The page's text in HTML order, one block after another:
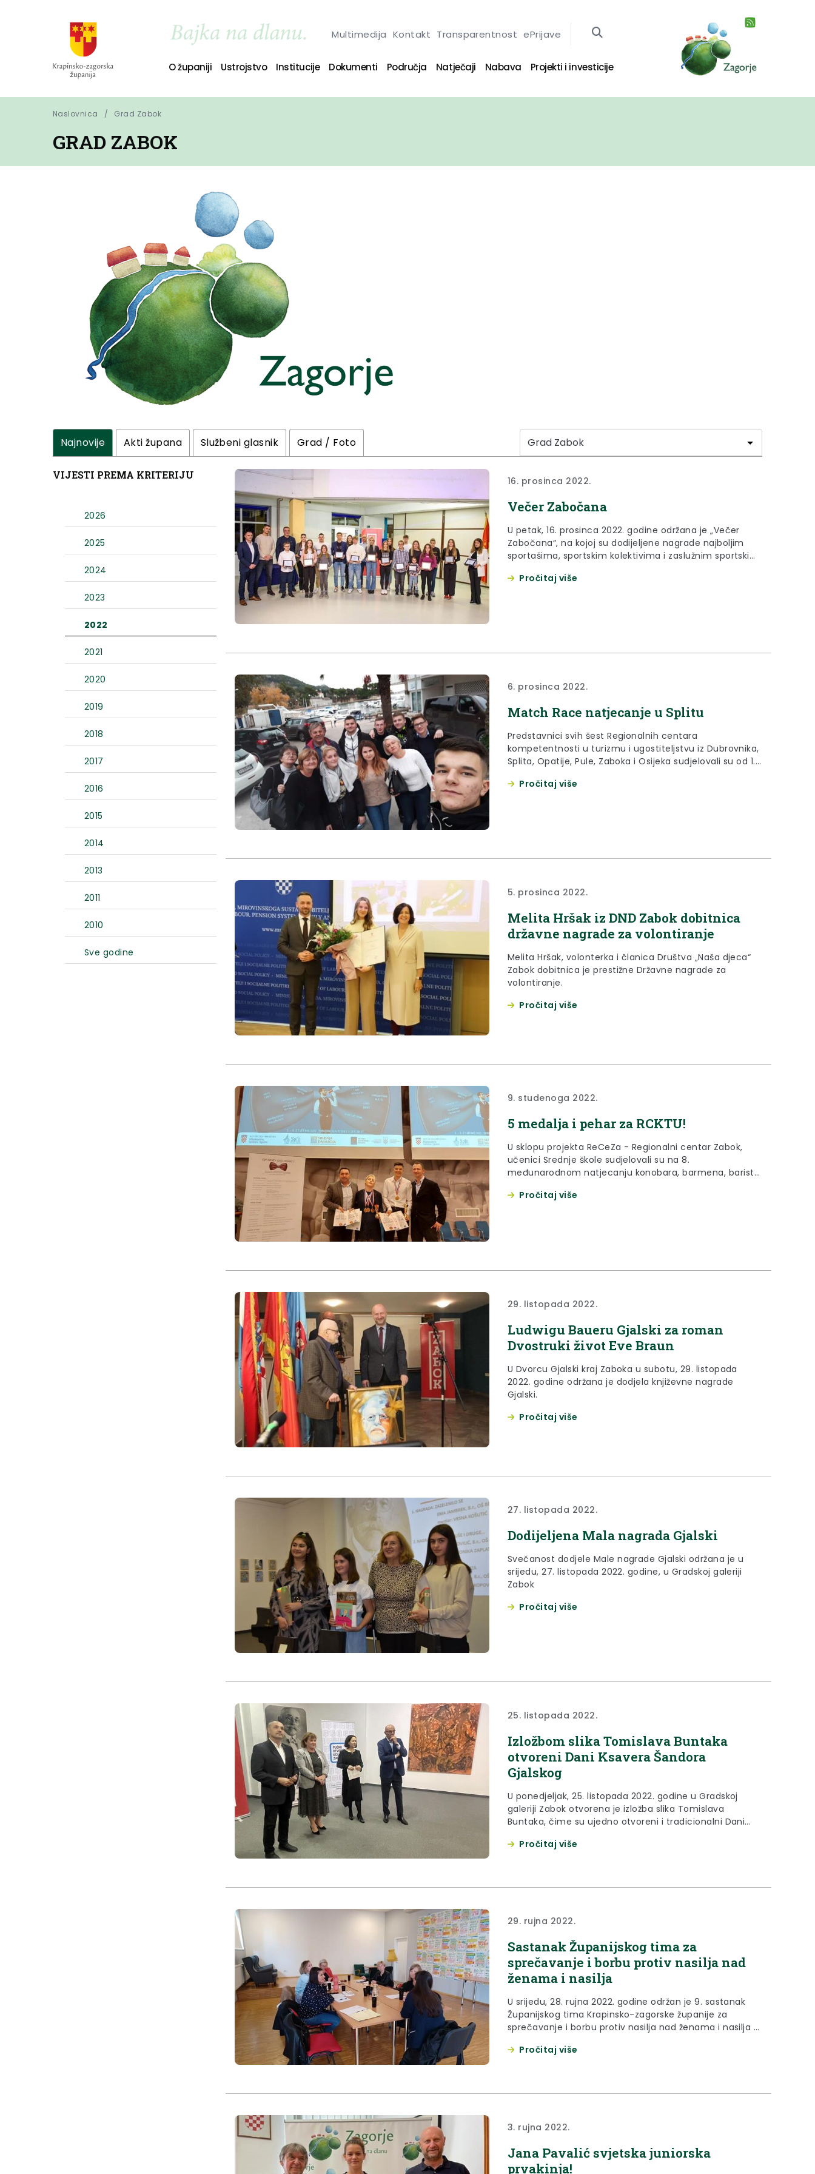
Multimedija Kontakt Transparentnost ePrijave
O županiji Ustrojstvo Institucije Dokumenti Područja Natječaji Nabava Projekti i investicije
Naslovnica Grad Zabok
GRAD ZABOK
Najnovije Akti župana Službeni glasnik Grad / Foto
VIJESTI PREMA KRITERIJU
2026
2025
2024
2023
2022
2021
2020
2019
2018
2017
2016
2015
2014
2013
2011
2010
Sve godine
16. prosinca 2022.
Večer Zabočana
U petak, 16. prosinca 2022. godine održana je „Večer
Zabočana“, na kojoj su dodijeljene nagrade najboljim
sportašima, sportskim kolektivima i zaslužnim sportskim
Pročitaj više
6. prosinca 2022.
Match Race natjecanje u Splitu
Predstavnici svih šest Regionalnih centara
kompetentnosti u turizmu i ugostiteljstvu iz Dubrovnika,
Splita, Opatije, Pule, Zaboka i Osijeka sudjelovali su od 1.
koje je organizirao RCK Split u okviru ENTER konferencije
Pročitaj više
5. prosinca 2022.
Melita Hršak iz DND Zabok dobitnica
državne nagrade za volontiranje
Melita Hršak, volonterka i članica Društva „Naša djeca“
Zabok dobitnica je prestižne Državne nagrade za
volontiranje.
Pročitaj više
9. studenoga 2022.
5 medalja i pehar za RCKTU!
U sklopu projekta ReCeZa - Regionalni centar Zabok,
učenici Srednje škole sudjelovali su na 8.
međunarodnom natjecanju konobara, barmena, barista,
hotelu Radisson Blu, u periodu od 02. do 06. listopada
Pročitaj više
29. listopada 2022.
Ludwigu Baueru Gjalski za roman
Dvostruki život Eve Braun
U Dvorcu Gjalski kraj Zaboka u subotu, 29. listopada
2022. godine održana je dodjela književne nagrade
Gjalski.
Pročitaj više
27. listopada 2022.
Dodijeljena Mala nagrada Gjalski
Svečanost dodjele Male nagrade Gjalski održana je u
srijedu, 27. listopada 2022. godine, u Gradskoj galeriji
Zabok
Pročitaj više
25. listopada 2022.
Izložbom slika Tomislava Buntaka
otvoreni Dani Ksavera Šandora
Gjalskog
U ponedjeljak, 25. listopada 2022. godine u Gradskoj
galeriji Zabok otvorena je izložba slika Tomislava
Buntaka, čime su ujedno otvoreni i tradicionalni Dani
Pročitaj više
29. rujna 2022.
Sastanak Županijskog tima za
sprečavanje i borbu protiv nasilja nad
ženama i nasilja
U srijedu, 28. rujna 2022. godine održan je 9. sastanak
Županijskog tima Krapinsko-zagorske županije za
sprečavanje i borbu protiv nasilja nad ženama i nasilja u
Pročitaj više
3. rujna 2022.
Jana Pavalić svjetska juniorska
prvakinja!